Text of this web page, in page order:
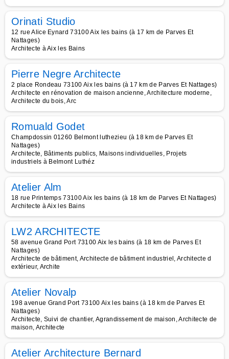
Orinati Studio
12 rue Alice Eynard 73100 Aix les bains (à 17 km de Parves Et
Nattages)
Architecte à Aix les Bains
Pierre Negre Architecte
2 place Rondeau 73100 Aix les bains (à 17 km de Parves Et Nattages)
Architecte en rénovation de maison ancienne, Architecture moderne,
Architecte du bois, Arc
Romuald Godet
Champdossin 01260 Belmont luthezieu (à 18 km de Parves Et
Nattages)
Architecte, Bâtiments publics, Maisons individuelles, Projets
industriels à Belmont Luthéz
Atelier Alm
18 rue Printemps 73100 Aix les bains (à 18 km de Parves Et Nattages)
Architecte à Aix les Bains
LW2 ARCHITECTE
58 avenue Grand Port 73100 Aix les bains (à 18 km de Parves Et
Nattages)
Architecte de bâtiment, Architecte de bâtiment industriel, Architecte d
extérieur, Archite
Atelier Novalp
198 avenue Grand Port 73100 Aix les bains (à 18 km de Parves Et
Nattages)
Architecte, Suivi de chantier, Agrandissement de maison, Architecte de
maison, Architecte
Atelier Architecture Bernard